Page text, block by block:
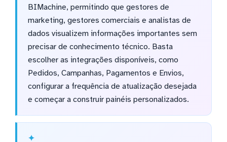
BIMachine, permitindo que gestores de
marketing, gestores comerciais e analistas de
dados visualizem informações importantes sem
precisar de conhecimento técnico. Basta
escolher as integrações disponíveis, como
Pedidos, Campanhas, Pagamentos e Envios,
configurar a frequência de atualização desejada
e começar a construir painéis personalizados.